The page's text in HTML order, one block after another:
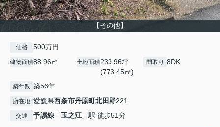
【その他】
価格 500万円
建物面積88.96㎡ 土地面積233.96坪
(773.45㎡)
間取り 8DK
築年数 築56年
所在地 愛媛県西条市丹原町北田野221
交通 予讃線 「玉之江」駅 徒歩51分